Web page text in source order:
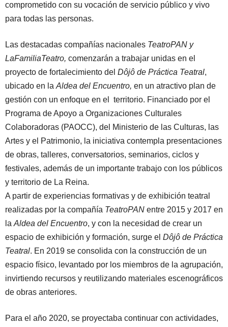
comprometido con su vocación de servicio público​​ y vivo
para todas las personas.
Las destacadas compañías nacionales TeatroPAN y
LaFamiliaTeatro, comenzarán a trabajar unidas en el
proyecto de fortalecimiento del Dôjô de Práctica Teatral,
ubicado en laAldea del Encuentro, en un atractivo plan de
gestión con un enfoque en el territorio. Financiado por el
Programa de Apoyo a Organizaciones Culturales
Colaboradoras (PAOCC), del Ministerio de las Culturas, las
Artes y el Patrimonio, la iniciativa contempla presentaciones
de obras, talleres, conversatorios, seminarios, ciclos y
festivales, además de un importante trabajo con los públicos
y territorio de La Reina.
A partir de experiencias formativas y de exhibición teatral
realizadas por la compañía TeatroPAN entre 2015 y 2017 en
laAldea del Encuentro, y con la necesidad de crear un
espacio de exhibición y formación, surge el Dôjô de Práctica
Teatral. En 2019 se consolida con la construcción de un
espacio físico, levantado por los miembros de la agrupación,
invirtiendo recursos y reutilizando materiales escenográficos
de obras anteriores.
Para el año 2020, se proyectaba continuar con actividades,